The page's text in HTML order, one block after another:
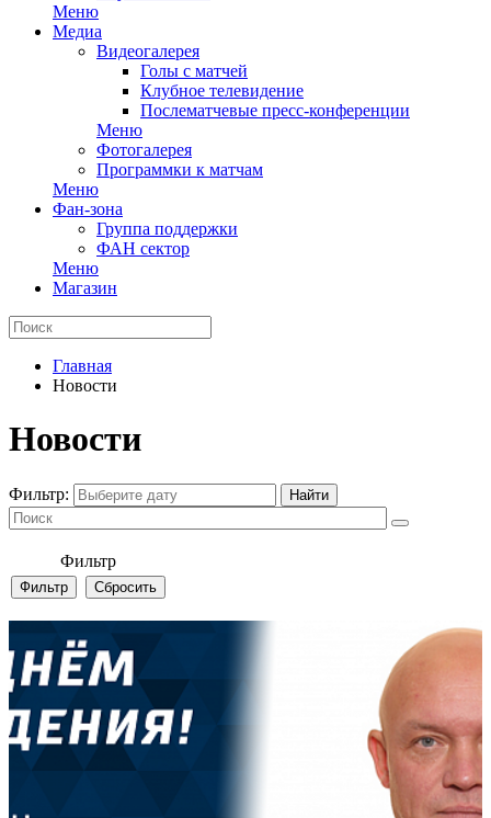
Меню
Медиа
Видеогалерея
Голы с матчей
Клубное телевидение
Послематчевые пресс-конференции
Меню
Фотогалерея
Программки к матчам
Меню
Фан-зона
Группа поддержки
ФАН сектор
Меню
Магазин
Главная
Новости
Новости
Фильтр:
Фильтр